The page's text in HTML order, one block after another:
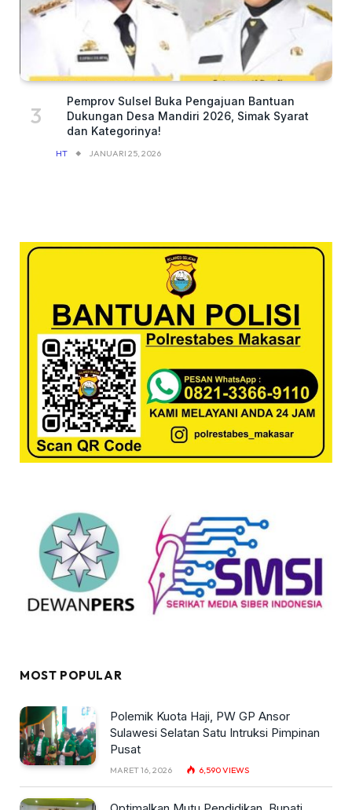
Pemprov Sulsel Buka Pengajuan Bantuan
Dukungan Desa Mandiri 2026, Simak Syarat
dan Kategorinya!
HT JANUARI 25, 2026
MOST POPULAR
Polemik Kuota Haji, PW GP Ansor
Sulawesi Selatan Satu Intruksi Pimpinan
Pusat
MARET 16, 2026 6,590VIEWS